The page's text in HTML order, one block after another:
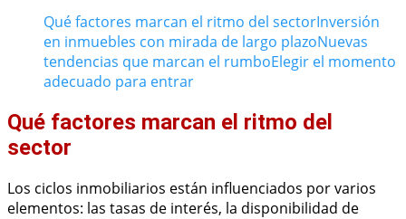
Qué factores marcan el ritmo del sectorInversión
en inmuebles con mirada de largo plazoNuevas
tendencias que marcan el rumboElegir el momento
adecuado para entrar
Qué factores marcan el ritmo del
sector
Los ciclos inmobiliarios están influenciados por varios
elementos: las tasas de interés, la disponibilidad de